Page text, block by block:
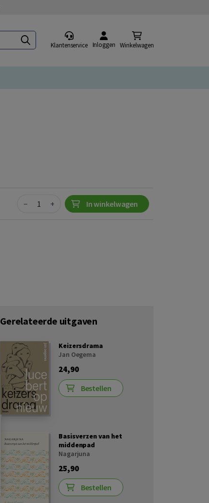
Klantenservice Inloggen Winkelwagen
Quantity
− + In winkelwagen
Gerelateerde uitgaven
Keizersdrama
Jan Oegema
24,90
Bestellen
Basisverzen van het
middenpad
Nagarjuna
25,90
Bestellen